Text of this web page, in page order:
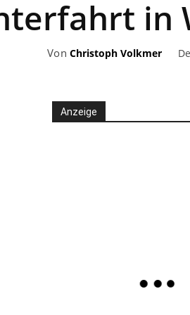
in
Von Christoph Volkmer
Anzeige